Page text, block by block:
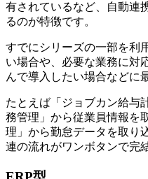
有されているなど、自動連
るのが特徴です。
すでにシリーズの一部を利
い場合や、必要な業務に対
んで導入したい場合などに
たとえば「ジョブカン給与
務管理」から従業員情報を
理」から勤怠データを取り
連の流れがワンボタンで完